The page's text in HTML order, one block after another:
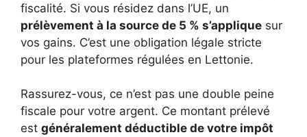
fiscalité. Si vous résidez dans l’UE, un
prélèvement à la source de 5 % s’applique sur
vos gains. C’est une obligation légale stricte
pour les plateformes régulées en Lettonie.
Rassurez-vous, ce n’est pas une double peine
fiscale pour votre argent. Ce montant prélevé
est généralement déductible de votre impôt